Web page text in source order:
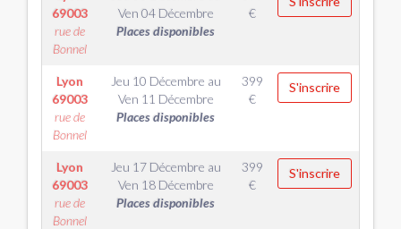
69003
rue de
Bonnel
Ven 04 Décembre
Places disponibles
€
Lyon
69003
rue de
Bonnel
Jeu 10 Décembre au
Ven 11 Décembre
Places disponibles
399
€
S'inscrire
Lyon
69003
rue de
Bonnel
Jeu 17 Décembre au
Ven 18 Décembre
Places disponibles
399
€
S'inscrire